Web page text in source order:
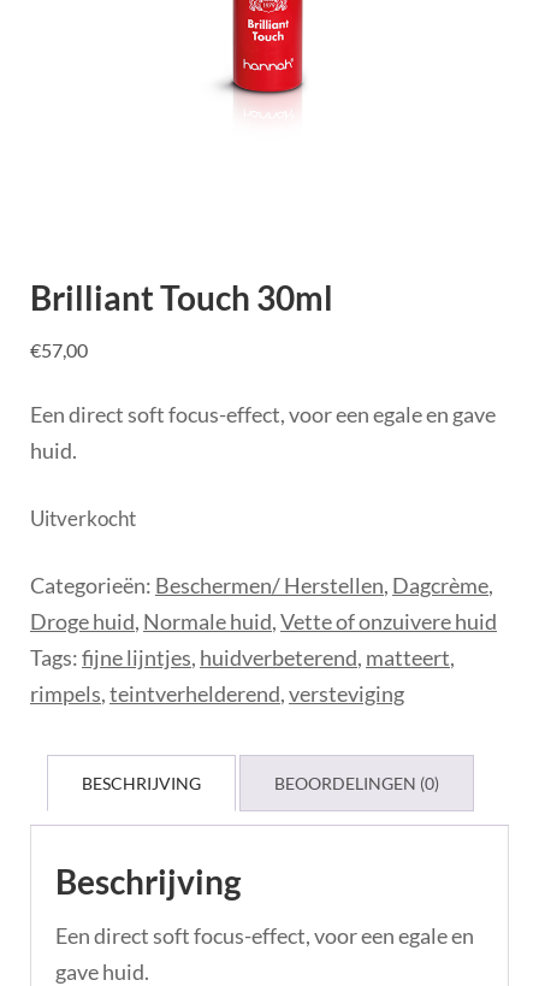
Brilliant Touch 30ml
€57,00
Een direct soft focus-effect, voor een egale en gave
huid.
Uitverkocht
Categorieën: Beschermen/ Herstellen, Dagcrème,
Droge huid, Normale huid,Vette of onzuivere huid
Tags:fijne lijntjes, huidverbeterend, matteert,
rimpels,teintverhelderend,versteviging
BESCHRIJVING BEOORDELINGEN (0)
Beschrijving
Een direct soft focus-effect, voor een egale en
gave huid.